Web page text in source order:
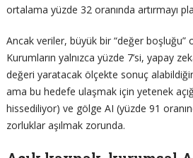
ortalama yüzde 32 oranında artırmayı
Ancak veriler, büyük bir “değer boşluğu”
Kurumların yalnızca yüzde 7’si, yapay
değeri yaratacak ölçekte sonuç
ama bu hedefe ulaşmak için yetenek
hissediliyor) ve gölge AI (yüzde 91
zorluklar aşılmak zorunda.